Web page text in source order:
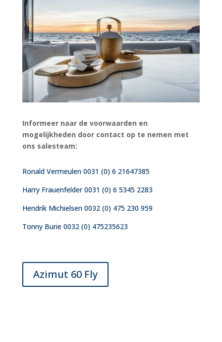
Informeer naar de voorwaarden en
mogelijkheden door contact op te nemen met
ons salesteam:
Ronald Vermeulen 0031 (0) 6 21647385
Harry Frauenfelder 0031 (0) 6 5345 2283
Hendrik Michielsen 0032 (0) 475 230 959
Tonny Burie 0032 (0) 475235623
Azimut 60 Fly